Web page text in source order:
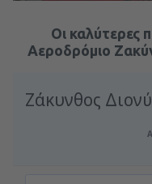
Ελέγξτε τιςΟι καλύτερες
Αεροδρόμιο
Ζάκυνθος